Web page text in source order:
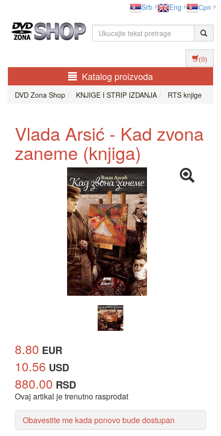
Srb Eng Срп
(0)
Katalog proizvoda
DVD Zona Shop KNJIGE I STRIP IZDANJA RTS knjige
Vlada Arsić - Kad zvona
zaneme (knjiga)
8.80 EUR
10.56 USD
880.00 RSD
Ovaj artikal je trenutno rasprodat
Obavestite me kada ponovo bude dostupan